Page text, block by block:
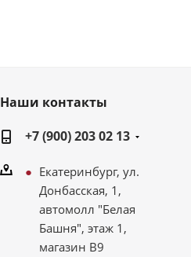
Наши контакты
+7 (900) 203 02 13
Екатеринбург, ул.
Донбасская, 1,
автомолл "Белая
Башня", этаж 1,
магазин В9